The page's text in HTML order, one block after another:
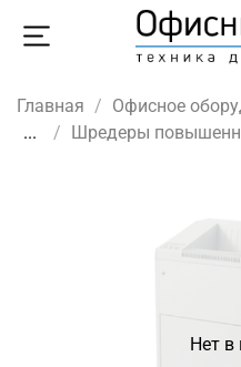
Главная
Офисное
...
Шредеры
Нет в